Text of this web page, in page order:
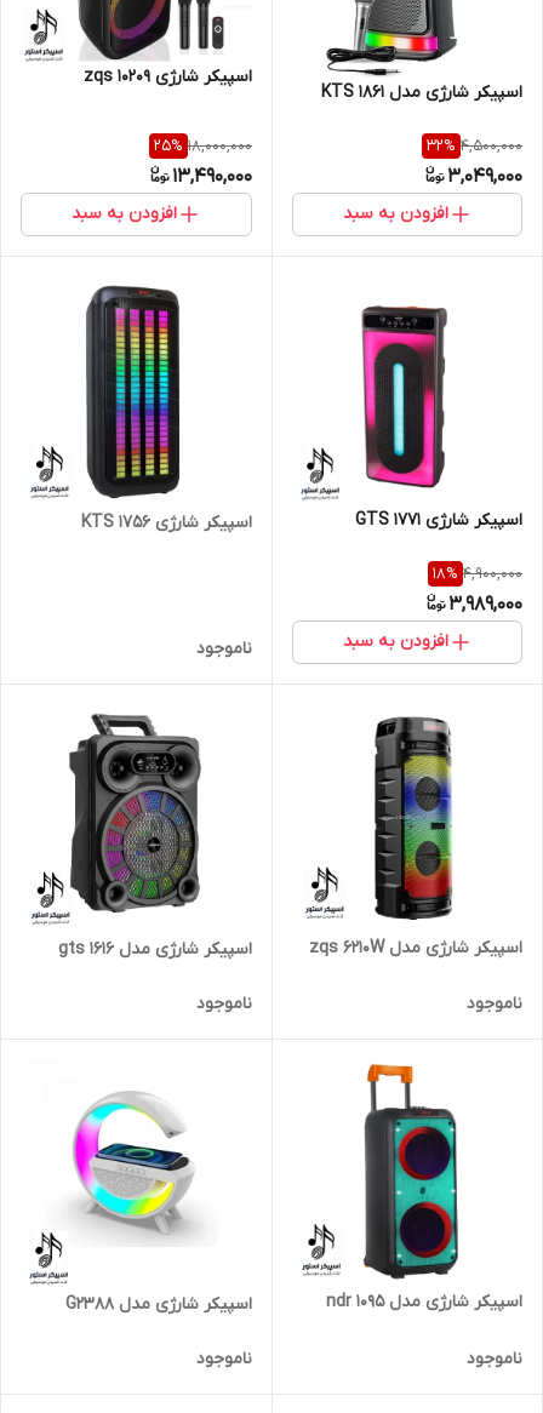
اسپیکر شارژی مدل KTS 1861
4,500,000
32%
3,049,000
افزودن به سبد
اسپیکر شارژی zqs 10209
18,000,000
25%
13,490,000
افزودن به سبد
اسپیکر شارژی GTS 1771
4,900,000
18%
3,989,000
افزودن به سبد
اسپیکر شارژی KTS 1756
ناموجود
اسپیکر شارژی مدل zqs 6210W
ناموجود
اسپیکر شارژی مدل gts 1616
ناموجود
اسپیکر شارژی مدل ndr 1095
ناموجود
اسپیکر شارژی مدل G2388
ناموجود